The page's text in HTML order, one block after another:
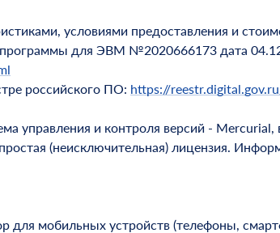
условиями предоставления и
программы для ЭВМ №2020666173 дата
российского ПО: https://
управления и контроля версий - Mercurial,
(неисключительная) лицензия.
для мобильных устройств (телефоны,